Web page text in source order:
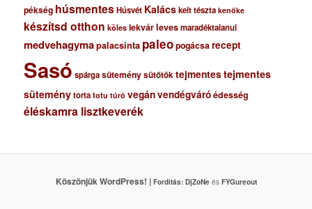
pékség húsmentesHúsvét Kalácskelt tészta kenőke
készítsd otthon köles lekvárlevesmaradéktalanul
medvehagymapalacsinta paleopogácsarecept
Sasó spárgasüteménysütőtöktejmentestejmentes
süteménytorta totu túró vegánvendégváróédesség
éléskamra lisztkeverék
Köszönjük WordPress! | Fordítás: DjZoNeés FYGureout